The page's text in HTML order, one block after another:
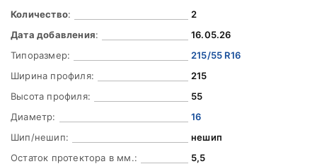
Количество:
2
Дата добавления:
16.05.26
Типоразмер:
215/55 R16
Ширина профиля:
215
Высота профиля:
55
Диаметр:
16
Шип/нешип:
нешип
Остаток протектора в мм.:
5,5